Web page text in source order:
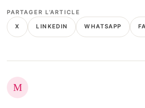
PARTAGER L’ARTICLE
X LINKEDIN WHATSAPP
M